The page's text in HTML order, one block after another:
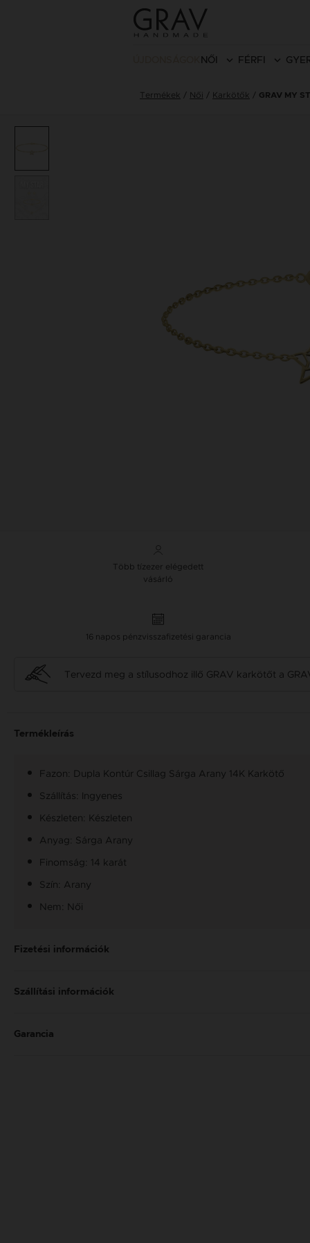
NŐI FÉRFI
Termékek Női Karkötők GRAV MY
Több tízezer elégedett
vásárló
16 napos pénzvisszafizetési garancia
Tervezd meg a stílusodhoz illő GRAV karkötőt a
Termékleírás
Fazon: Dupla Kontúr Csillag Sárga Arany 14K Karkötő
Szállítás: Ingyenes
Készleten: Készleten
Anyag: Sárga Arany
Finomság: 14 karát
Szín: Arany
Nem: Női
Fizetési információk
Szállítási információk
Garancia